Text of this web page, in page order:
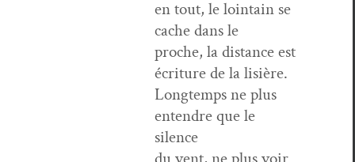
en tout, le loin­tain se
cache dans le
proche, la dis­tance est
écri­t­ure de la lisière.
Longtemps ne plus
enten­dre que le
silence